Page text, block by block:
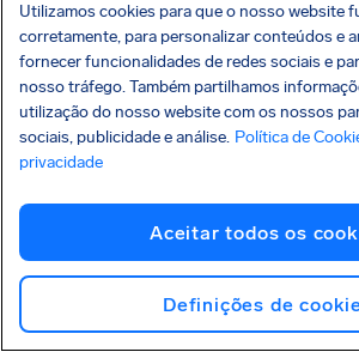
POR AIRHELP28 DE FEVEREIRO DE 2025
Quanto custa tirar o visto de
completo com todas as taxas
Utilizamos cookies para que o nosso website
corretamente, para personalizar conteúdos e
fornecer funcionalidades de redes sociais e
nosso tráfego. Também partilhamos
utilização do nosso website com os nossos
sociais, publicidade e análise. Política de
privacidade
Aceitar todos os
Definições de